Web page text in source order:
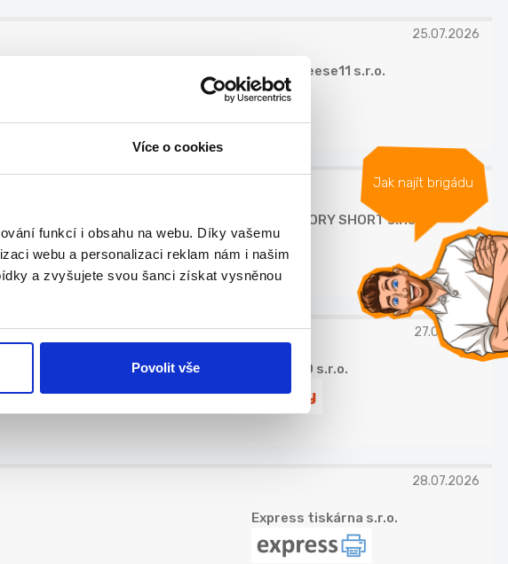
Více o cookies
funkcí i obsahu na webu. Díky vašemu
webu a personalizaci reklam nám i našim
a zvyšujete svou šanci získat vysněnou
Povolit vše
Jak najít brigádu
25.07.2026
aboutcheese11 s.r.o.
26.07.2026
LONG STORY SHORT s.r.o.
27.07.2026
CALBUCO s.r.o.
28.07.2026
Express tiskárna s.r.o.